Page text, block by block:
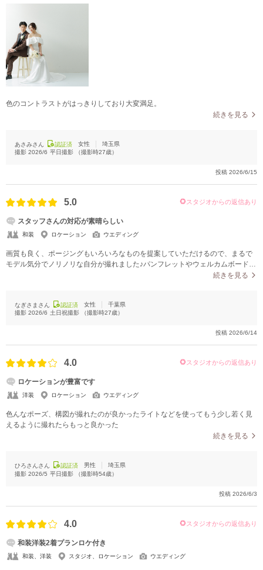
色のコントラストがはっきりしており大変満足。
続きを見る
あさみさん 認証済 女性
埼玉県
撮影 2026/6 平日撮影 （撮影時27歳）
投稿 2026/6/15
5.0 スタジオからの返信あり
スタッフさんの対応が素晴らしい
和装 ロケーション ウエディング
画質も良く、ポージングもいろいろなものを提案していただけるので、まるで
モデル気分でノリノリな自分が撮れました♪パンフレットやウェルカムボードに
続きを見る
なぎさまさん 認証済 女性
千葉県
撮影 2026/6 土日祝撮影 （撮影時27歳）
投稿 2026/6/14
4.0 スタジオからの返信あり
ロケーションが豊富です
洋装 ロケーション ウエディング
色んなポーズ、構図が撮れたのが良かったライトなどを使ってもう少し若く見
えるように撮れたらもっと良かった
続きを見る
ひろさんさん 認証済 男性
埼玉県
撮影 2026/5 平日撮影 （撮影時54歳）
投稿 2026/6/3
4.0 スタジオからの返信あり
和装洋装2着プランロケ付き
和装、洋装 スタジオ、ロケーション ウエディング